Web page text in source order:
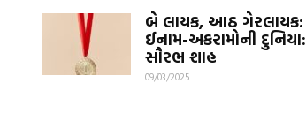
બે લાયક, આઠ ગેરલાયક:
ઈનામ-અકરામોની દુનિયા:
સૌરભ શાહ
09/03/2025